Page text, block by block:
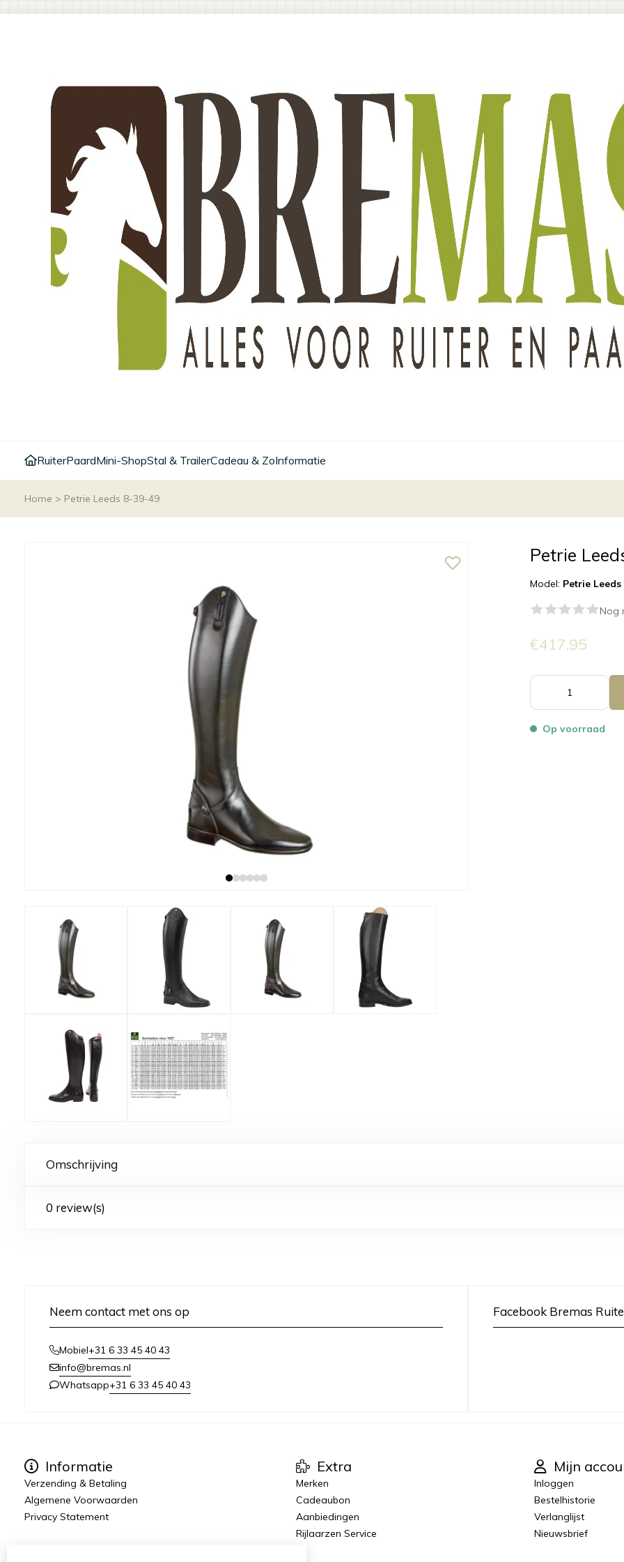
RuiterPaardMini-ShopStal & TrailerCadeau & ZoInformatie
Home > Petrie Leeds 8-39-49
Petrie
Model: Petrie
Nog
€417,95
Op voorraad
Omschrijving
0 review(s)
Neem contact met ons op
Mobiel+31 6 33 45 40 43
info@bremas.nl
Whatsapp+31 6 33 45 40 43
Facebook Bremas
Informatie
Verzending & Betaling
Algemene Voorwaarden
Privacy Statement
Extra
Merken
Cadeaubon
Aanbiedingen
Rijlaarzen Service
Mijn
Inloggen
Bestelhistorie
Verlanglijst
Nieuwsbrief